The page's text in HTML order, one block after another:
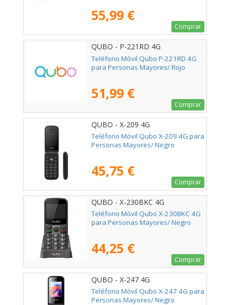
55,99 €
Comprar
QUBO - P-221RD 4G
Teléfono Móvil Qubo P-221RD 4G
para Personas Mayores/ Rojo
51,99 €
Comprar
QUBO - X-209 4G
Teléfono Móvil Qubo X-209 4G para
Personas Mayores/ Negro
45,75 €
Comprar
QUBO - X-230BKC 4G
Teléfono Móvil Qubo X-230BKC 4G
para Personas Mayores/ Negro
44,25 €
Comprar
QUBO - X-247 4G
Teléfono Móvil Qubo X-247 4G para
Personas Mayores/ Negro